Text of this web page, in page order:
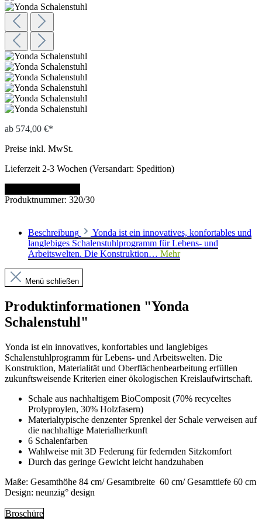
ab 574,00 €*
Preise inkl. MwSt.
Lieferzeit 2-3 Wochen (Versandart: Spedition)
Produktnummer: 320/30
Beschreibung
Yonda ist ein innovatives, konfortables und
langlebiges Schalenstuhlprogramm für Lebens- und
Arbeitswelten. Die Konstruktion… Mehr
Menü schließen
Produktinformationen "Yonda
Schalenstuhl"
Yonda ist ein innovatives, konfortables und langlebiges
Schalenstuhlprogramm für Lebens- und Arbeitswelten. Die
Konstruktion, Materialität und Oberflächenbearbeitung erfüllen
zukunftsweisende Kriterien einer ökologischen Kreislaufwirtschaft.
Schale aus nachhaltigem BioComposit (70% recyceltes
Prolyproylen, 30% Holzfasern)
Materialtypische denzenter Sprenkel der Schale verweisen auf
die nachhaltige Materialherkunft
6 Schalenfarben
Wahlweise mit 3D Federung für federnden Sitzkomfort
Durch das geringe Gewicht leicht handzuhaben
Maße: Gesamthöhe 84 cm/ Gesamtbreite 60 cm/ Gesamttiefe 60 cm
Design: neunzig° design
Broschüre